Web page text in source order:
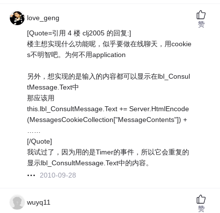
love_geng
[Quote=引用 4 楼 clj2005 的回复:]
楼主想实现什么功能呢，似乎要做在线聊天，用cookie
s不明智吧。为何不用application
另外，想实现的是输入的内容都可以显示在lbl_Consul
tMessage.Text中
那应该用
this.lbl_ConsultMessage.Text += Server.HtmlEncode
(MessagesCookieCollection["MessageContents"]) +
……
[/Quote]
我试过了，因为用的是Timer的事件，所以它会重复的
显示lbl_ConsultMessage.Text中的内容。
2010-09-28
赞
wuyq11
赞